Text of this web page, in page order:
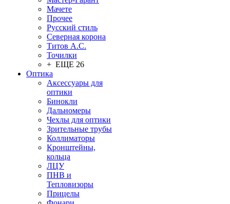
Мачете
Прочее
Русский стиль
Северная корона
Титов А.С.
Точилки
+ ЕЩЕ 26
Оптика
Аксессуары для
оптики
Бинокли
Дальномеры
Чехлы для оптики
Зрительные трубы
Коллиматоры
Кронштейны,
кольца
ЛЦУ
ПНВ и
Тепловизоры
Прицелы